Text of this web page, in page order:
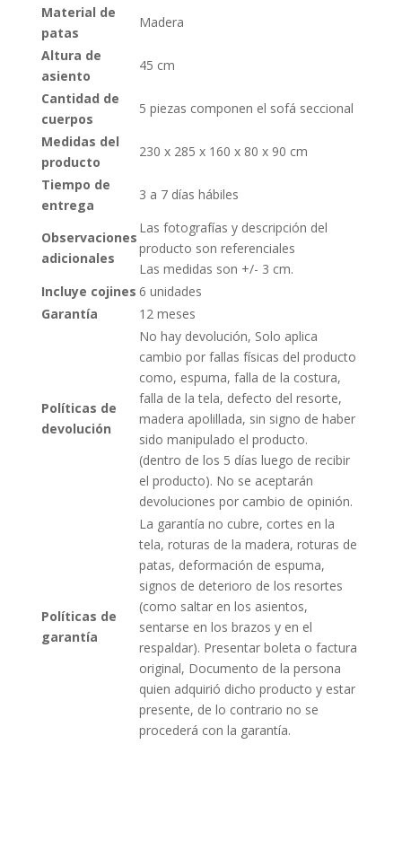
Material de
patas
Madera
Altura de
asiento
45 cm
Cantidad de
cuerpos
5 piezas componen el sofá seccional
Medidas del
producto
230 x 285 x 160 x 80 x 90 cm
Tiempo de
entrega
3 a 7 días hábiles
Observaciones
adicionales
Las fotografías y descripción del
producto son referenciales
Las medidas son +/- 3 cm.
Incluye cojines 6 unidades
Garantía
12 meses
Políticas de
devolución
No hay devolución, Solo aplica
cambio por fallas físicas del producto
como, espuma, falla de la costura,
falla de la tela, defecto del resorte,
madera apolillada, sin signo de haber
sido manipulado el producto.
(dentro de los 5 días luego de recibir
el producto). No se aceptarán
devoluciones por cambio de opinión.
Políticas de
garantía
La garantía no cubre, cortes en la
tela, roturas de la madera, roturas de
patas, deformación de espuma,
signos de deterioro de los resortes
(como saltar en los asientos,
sentarse en los brazos y en el
respaldar). Presentar boleta o factura
original, Documento de la persona
quien adquirió dicho producto y estar
presente, de lo contrario no se
procederá con la garantía.